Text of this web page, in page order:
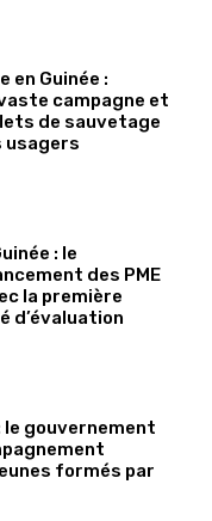
en Guinée :
vaste campagne et
de sauvetage
usagers
: le
des PME
la première
d’évaluation
gouvernement
formés par